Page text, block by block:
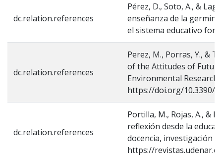
dc.relation.references
Pérez, D., Soto, A., &
enseñanza de la
el sistema educativo
dc.relation.references
Perez, M., Porras, Y., &
of the Attitudes of
Environmental Research
https://doi.org/10.3390/
dc.relation.references
Portilla, M., Rojas, A., &
reflexión desde la
docencia, investigación
https://